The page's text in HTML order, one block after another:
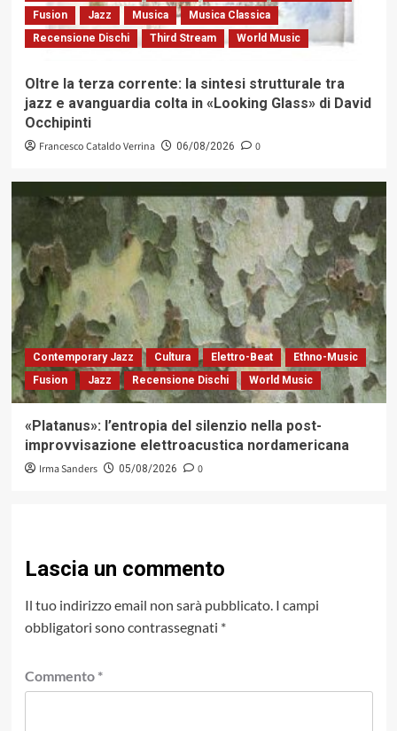
Fusion
Jazz Musica
Musica Classica
Recensione Dischi
Third Stream World Music
Oltre la terza corrente: la sintesi strutturale tra
jazz e avanguardia colta in «Looking Glass» di David
Occhipinti
Francesco Cataldo Verrina 06/08/2026 0
Contemporary Jazz Cultura Elettro-Beat
Ethno-Music
Fusion
Jazz Recensione Dischi World Music
«Platanus»: l’entropia del silenzio nella post-
improvvisazione elettroacustica nordamericana
Irma Sanders 05/08/2026 0
Lascia un commento
Il tuo indirizzo email non sarà pubblicato. I campi
obbligatori sono contrassegnati *
Commento *